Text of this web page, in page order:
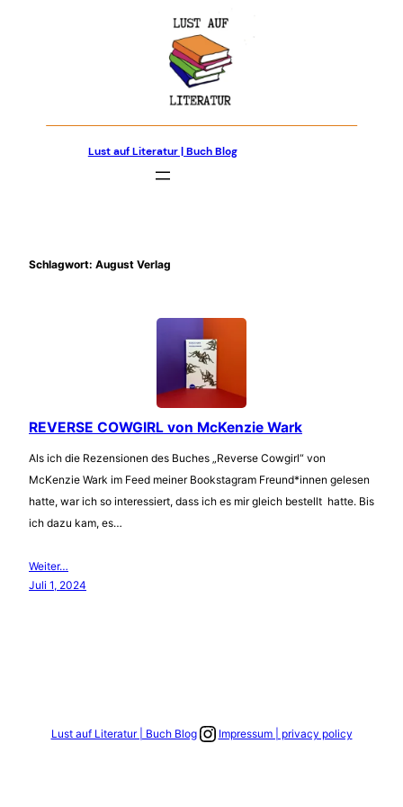
Lust auf Literatur | Buch Blog
Schlagwort: August Verlag
REVERSE COWGIRL von McKenzie Wark
Als ich die Rezensionen des Buches „Reverse Cowgirl“ von
McKenzie Wark im Feed meiner Bookstagram Freund*innen gelesen
hatte, war ich so interessiert, dass ich es mir gleich bestellt hatte. Bis
ich dazu kam, es…
Weiter…
Juli 1, 2024
Lust auf Literatur | Buch BlogLink zum Instagram Account
Impressum | privacy policy